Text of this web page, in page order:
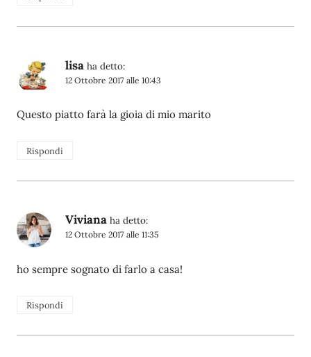
lisa ha detto:
12 Ottobre 2017 alle 10:43
Questo piatto farà la gioia di mio marito
Rispondi
Viviana ha detto:
12 Ottobre 2017 alle 11:35
ho sempre sognato di farlo a casa!
Rispondi